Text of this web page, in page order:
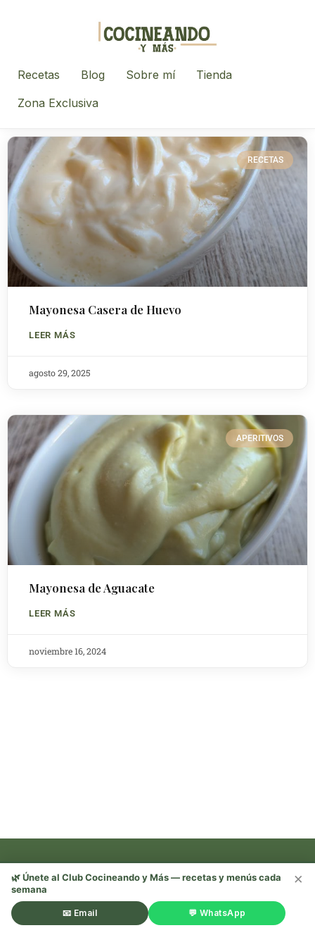
Recetas Blog Sobre mí
Tienda
Zona Exclusiva
RECETAS
Mayonesa Casera de Huevo
LEER MÁS
agosto 29, 2025
APERITIVOS
Mayonesa de Aguacate
LEER MÁS
noviembre 16, 2024
Recetas, trucos y mucho más —
¡sígueme en redes! 🌿
×
🌿 Únete al Club Cocineando y Más — recetas y menús cada
semana
📧 Email 💬 WhatsApp